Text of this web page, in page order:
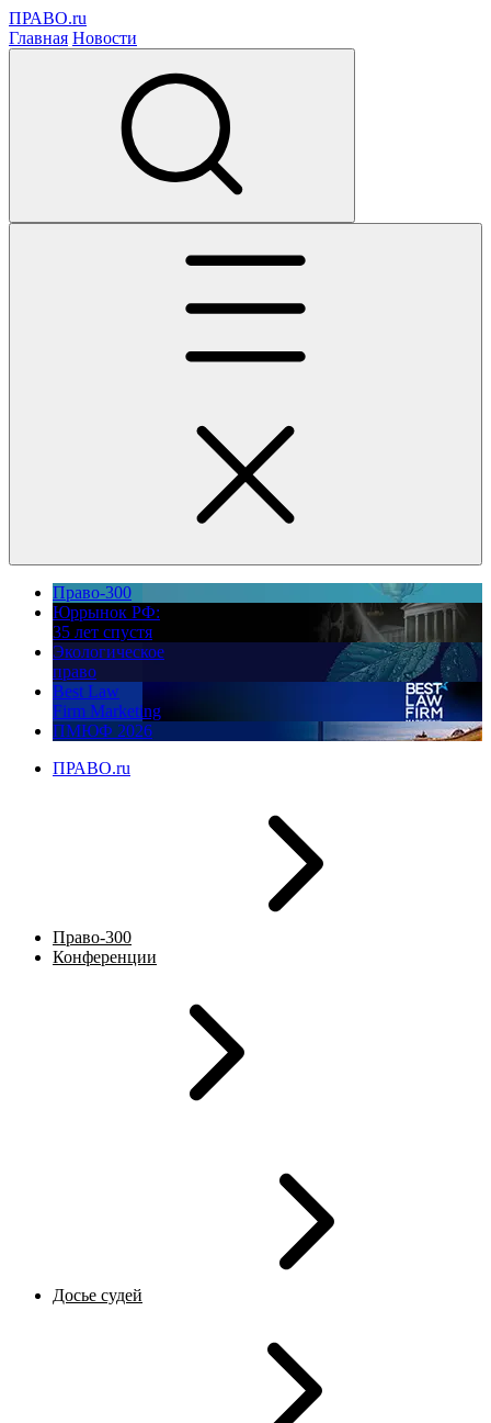
ПРАВО.ru
Главная Новости
Право-300
Юррынок РФ:
35 лет спустя
Экологическое
право
Best Law
Firm Marketing
ПМЮФ 2026
ПРАВО.ru
Право-300
Конференции
Досье судей